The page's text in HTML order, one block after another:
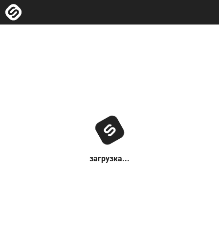
загрузка...